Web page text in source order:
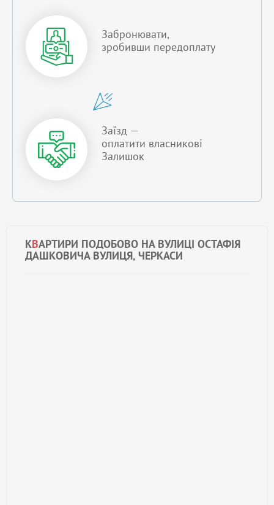
КВАРТИРИ ПОДОБОВО НА ВУЛИЦІ ОСТАФІЯ
ДАШКОВИЧА ВУЛИЦЯ, ЧЕРКАСИ
Забронювати,
зробивши передоплату
Заїзд —
оплатити власникові
Залишок